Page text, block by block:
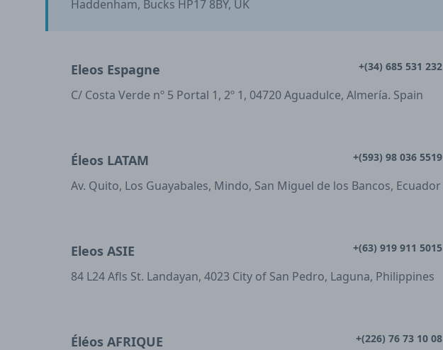
Haddenham, Bucks HP17 8BY, UK
Eleos Espagne +(34) 685 531 232
C/ Costa Verde nº 5 Portal 1, 2º 1, 04720 Aguadulce, Almería. Spain
Éleos LATAM +(593) 98 036 5519
Av. Quito, Los Guayabales, Mindo, San Miguel de los Bancos, Ecuador
Eleos ASIE +(63) 919 911 5015
84 L24 Afls St. Landayan, 4023 City of San Pedro, Laguna, Philippines
Éléos AFRIQUE +(226) 76 73 10 08